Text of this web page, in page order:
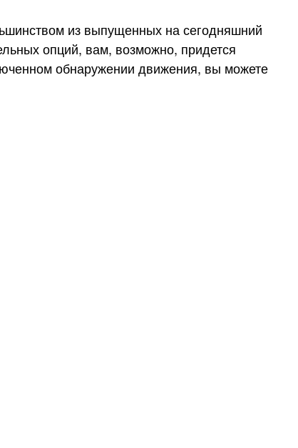
из выпущенных на сегодняшний
опций, вам, возможно, придется
обнаружении движения, вы можете